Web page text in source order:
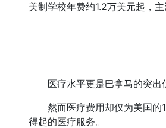
美制学校年费约1.2万美元起，
医疗水平更是巴拿马的突出
然而医疗费用却仅为美国的1/
得起的医疗服务。